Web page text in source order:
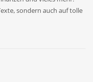
sondern auch auf tolle